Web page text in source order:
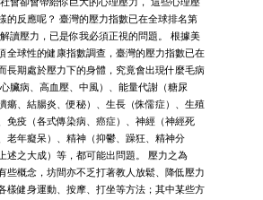
的反應呢？ 臺灣的壓力指數已在全球排名第
讀壓力，已是你我必須正視的問題。 根據美
全球性的健康指數調查，臺灣的壓力指數已在
長期處於壓力下的身體，究竟會出現什麼毛病
臟病、高血壓、中風）、能量代謝（糖尿
瘍、結腸炎、便秘）、生長（侏儒症）、生殖
免疫（各式傳染病、癌症）、神經（神經死
老年癡呆）、精神（抑鬱、躁狂、精神分
述之大成）等，都可能出問題。 壓力之為
些概念，坊間亦不乏打著教人放鬆、降低壓力
樣健身運動、按摩、打坐等方法；其中某些方